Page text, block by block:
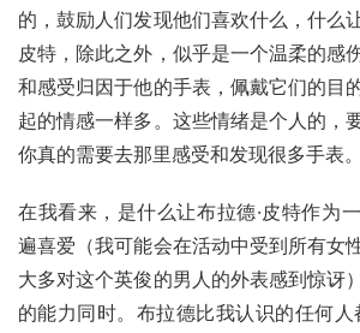
的，鼓励人们发现他们喜欢什么，什么
皮特，除此之外，似乎是一个温柔的感
和感受归因于他的手表，佩戴它们的目
起的情感一样多。这些情绪是个人的，
你真的需要去那里感受和发现很多手表。
在我看来，是什么让布拉德·皮特作为
遍喜爱（我可能会在活动中受到所有女
大多对这个英俊的男人的外表感到惊讶
的能力同时。布拉德比我认识的任何人